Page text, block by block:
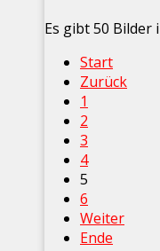
Es gibt 50 Bilder
Start
Zurück
1
2
3
4
5
6
Weiter
Ende